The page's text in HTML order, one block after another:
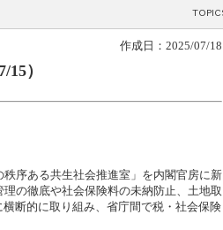
作成日：2025/07/18
）
序ある共生社会推進室」を内閣官房に新
の徹底や社会保険料の未納防止、土地取
断的に取り組み、省庁間で税・社会保険